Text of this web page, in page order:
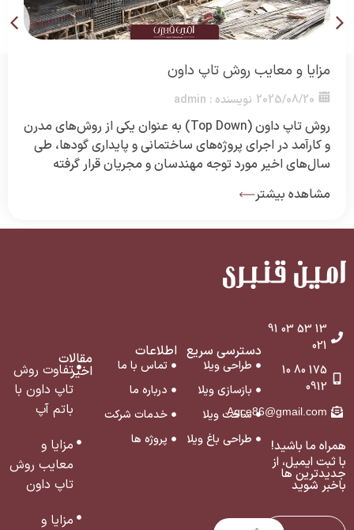
مزایا و معایب روش تاپ داون
2025/08/20 نویسنده : admin
روش تاپ داون (Top Down) به عنوان یکی از روش‌های مدرن
و کارآمد در اجرای پروژه‌های ساختمانی و پایداری گودها، طی
سال‌های اخیر مورد توجه مهندسان و مجریان قرار گرفته
است. این روش برخلاف شیوه‌های مرسوم، اجازه می‌دهد کار
ساخت روسازه و زیرسازه به طور همزمان و مرحله به مرحله
مشاهده بیشتر
13 53 03 91
021
175 80 10
0912
Agce86@gmail.com
همراه ما باشید!
با ثبت ایمیل، از
جدید‌ترین ‌ها
با‌خبر شوید
دسترسی سریع
طراحی ویلا
بازسازی ویلا
ساخت ویلا
طراحی باغ ویلا
اطلاعات
تماس با ما
درباره ما
خدمات شرکت
پروژه ها
مقالات
اخیرتفاوت روش
تاپ داون با
باتم آپ
مزایا و
معایب روش
تاپ داون
مزایا و